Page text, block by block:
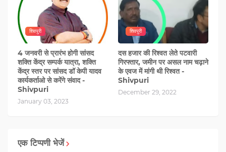
शिवपुरी
4 जनवरी से प्रारंभ होगी सांसद
शक्ति केंद्र सम्पर्क यात्रा, शक्ति
केंद्र स्तर पर सांसद डॉ केपी यादव
कार्यकर्ताओ से करेंगे संवाद -
Shivpuri
January 03, 2023
शिवपुरी
दस हजार की रिश्वत लेते पटवारी
गिरफ्तार, जमीन पर असल नाम चढ़ाने
के एवज में मांगी थी रिश्वत -
Shivpuri
December 29, 2022
एक टिप्पणी भेजें